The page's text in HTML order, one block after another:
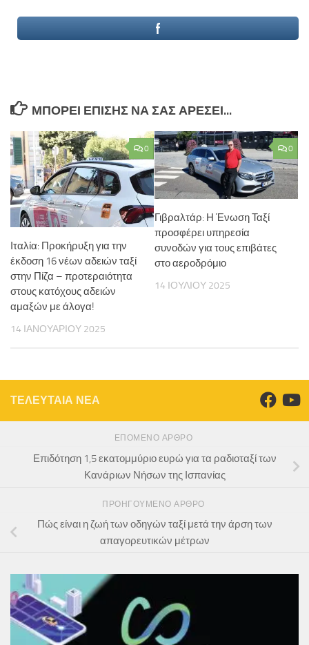
ΜΠΟΡΕΊ ΕΠΊΣΗΣ ΝΑ ΣΑΣ ΑΡΈΣΕΙ...
0
Ιταλία: Προκήρυξη για την
έκδοση 16 νέων αδειών ταξί
στην Πίζα – προτεραιότητα
στους κατόχους αδειών
αμαξών με άλογα!
14 ΙΑΝΟΥΑΡΊΟΥ 2025
0
Γιβραλτάρ: Η Ένωση Ταξί
προσφέρει υπηρεσία
συνοδών για τους επιβάτες
στο αεροδρόμιο
14 ΙΟΥΛΊΟΥ 2025
ΤΕΛΕΥΤΑΙΑ ΝΕΑ
ΕΠΌΜΕΝΟ ΆΡΘΡΟ
Επιδότηση 1,5 εκατομμύριο ευρώ για τα ραδιοταξί των
Κανάριων Νήσων της Ισπανίας
ΠΡΟΗΓΟΎΜΕΝΟ ΆΡΘΡΟ
Πώς είναι η ζωή των οδηγών ταξί μετά την άρση των
απαγορευτικών μέτρων